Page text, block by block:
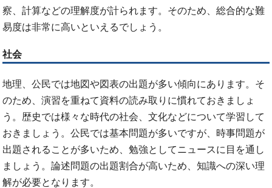
察、計算などの理解度が計られます。そのため、総合的な難
易度は非常に高いといえるでしょう。
社会
地理、公民では地図や図表の出題が多い傾向にあります。そ
のため、演習を重ねて資料の読み取りに慣れておきましょ
う。歴史では様々な時代の社会、文化などについて学習して
おきましょう。公民では基本問題が多いですが、時事問題が
出題されることが多いため、勉強としてニュースに目を通し
ましょう。論述問題の出題割合が高いため、知識への深い理
解が必要となります。